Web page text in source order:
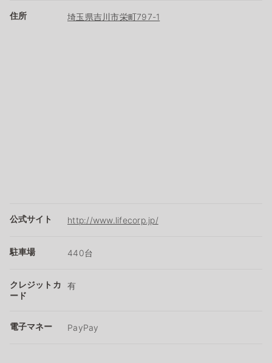
住所 埼玉県吉川市栄町797-1
公式サイト http://www.lifecorp.jp/
駐車場 440台
クレジットカ
ード
有
電子マネー PayPay